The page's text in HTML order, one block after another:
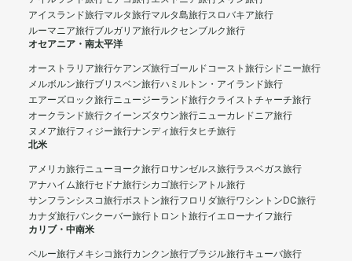
アイスランド旅行マルタ旅行マルタ島旅行スロバキア旅行
ルーマニア旅行ブルガリア旅行ルクセンブルク旅行
オセアニア・南太平洋
オーストラリア旅行ケアンズ旅行ゴールドコースト旅行シドニー旅行
メルボルン旅行ブリスベン旅行ハミルトン・アイランド旅行
エアーズロック旅行ニュージーランド旅行クライストチャーチ旅行
オークランド旅行クイーンズタウン旅行ニューカレドニア旅行
ヌメア旅行フィジー旅行ナンディ旅行タヒチ旅行
北米
アメリカ旅行ニューヨーク旅行ロサンゼルス旅行ラスベガス旅行
アナハイム旅行セドナ旅行シカゴ旅行シアトル旅行
サンフランシスコ旅行ボストン旅行フロリダ旅行ワシントンDC旅行
カナダ旅行バンクーバー旅行 トロント旅行イエローナイフ旅行
カリブ・中南米
ペルー旅行メキシコ旅行カンクン旅行ブラジル旅行キューバ旅行